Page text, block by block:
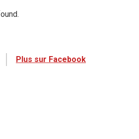
Plus sur Facebook